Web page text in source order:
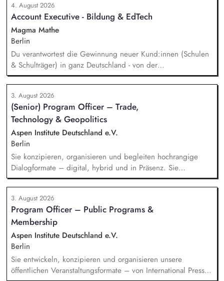
4. August 2026
Account Executive - Bildung & EdTech
Magma Mathe
Berlin
Du verantwortest die Gewinnung neuer Kund:innen (Schulen
& Schulträger) in ganz Deutschland - von der
Leadgenerierung bis zum Vertragsabschluss. Dabei arbeitest
du sowohl mit selbst generierten Leads als auch mit
qualifizierten Inbound-Anfragen in einem typischen Sales-
Zyklus von rund zwei Monaten. Außerdem repräsentierst du
uns auf Messen, Konferenzen und Veranstaltungen im
Bildungsbereich und...
3. August 2026
(Senior) Program Officer – Trade,
Technology & Geopolitics
Aspen Institute Deutschland e.V.
Berlin
Sie konzipieren, organisieren und begleiten hochrangige
Dialogformate – digital, hybrid und in Präsenz. Sie
identifizieren aktuelle Entwicklungen in den Bereichen
Handel, Technologie, Geopolitik und wirtschaftliche
Sicherheit und bereiten diese für Veranstaltungen,
Hintergrundgespräche, Publikationen und politische
Diskussionen auf. Sie identifizieren und gewinnen
Referent*innen sowie Diskuss...
3. August 2026
Program Officer – Public Programs &
Membership
Aspen Institute Deutschland e.V.
Berlin
Sie entwickeln, konzipieren und organisieren unsere
öffentlichen Veranstaltungsformate – von International Press